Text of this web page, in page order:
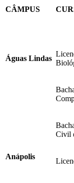
CÂMPUS
Águas Lindas
Anápolis
Civil